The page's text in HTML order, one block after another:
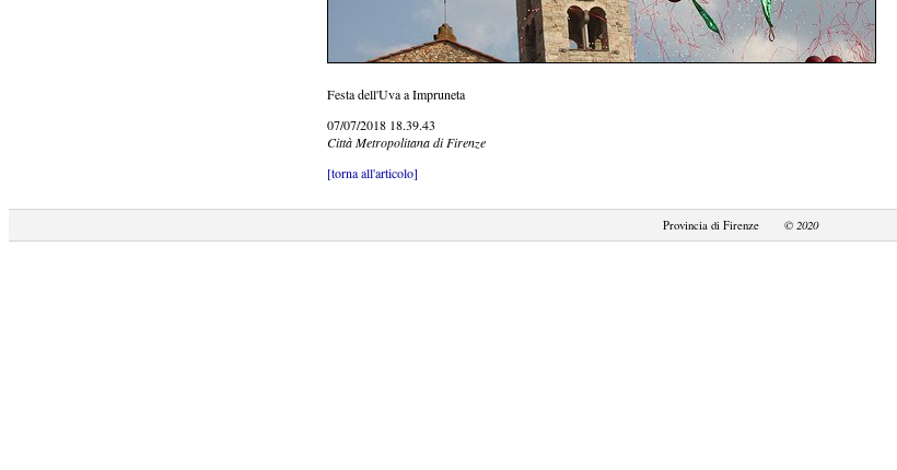
Festa dell'Uva a Impruneta
07/07/2018 18.39.43
Città Metropolitana di Firenze
[torna all'articolo]
Provincia di Firenze © 2020